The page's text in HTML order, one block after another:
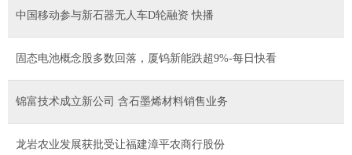
中国移动参与新石器无人车D轮融资 快播
固态电池概念股多数回落，厦钨新能跌超9%-每日快看
锦富技术成立新公司 含石墨烯材料销售业务
龙岩农业发展获批受让福建漳平农商行股份